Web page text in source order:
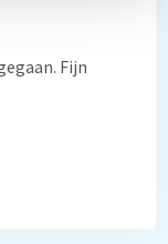
Fijn